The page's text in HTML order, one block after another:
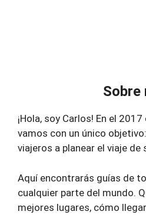
Sobre
¡Hola, soy Carlos! En el
vamos con un único
viajeros a planear el viaje de
Aquí encontrarás guías de
cualquier parte del mundo.
mejores lugares, cómo